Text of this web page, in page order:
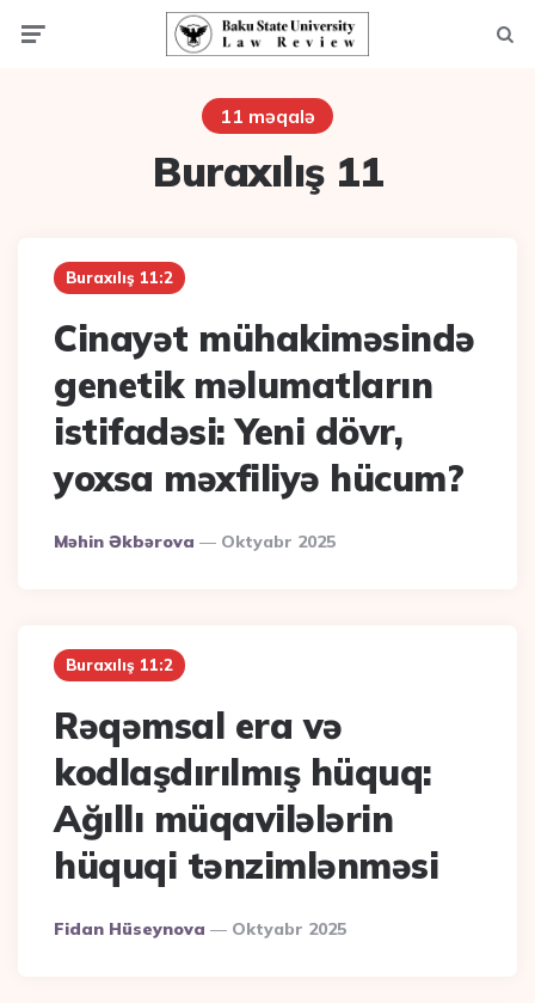
11 məqalə
Buraxılış 11
Buraxılış 11:2
Cinayət mühakiməsində
genetik məlumatların
istifadəsi: Yeni dövr,
yoxsa məxfiliyə hücum?
Posted
Məhin Əkbərova Oktyabr 2025
Buraxılış 11:2
Rəqəmsal era və
kodlaşdırılmış hüquq:
Ağıllı müqavilələrin
hüquqi tənzimlənməsi
Posted
Fidan Hüseynova Oktyabr 2025